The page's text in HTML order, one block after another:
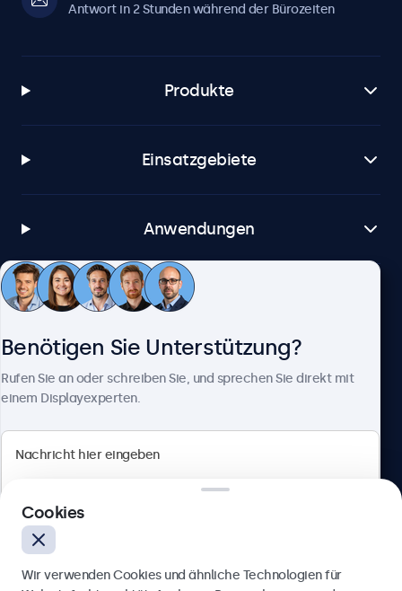
Antwort in 2 Stunden während der Bürozeiten
Produkte
Einsatzgebiete
Anwendungen
Kundenservice
Berliner Allee 59, 40212 Düsseldorf, Deutschland
Deutsch
Benötigen Sie Unterstützung?
Rufen Sie an oder schreiben Sie, und sprechen Sie direkt mit
einem Displayexperten.
Cookies
Wir verwenden Cookies und ähnliche Technologien für